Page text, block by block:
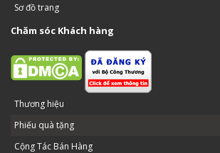
Sơ đồ trang
Chăm sóc Khách hàng
Thương hiệu
Phiếu quà tặng
Cộng Tác Bán Hàng